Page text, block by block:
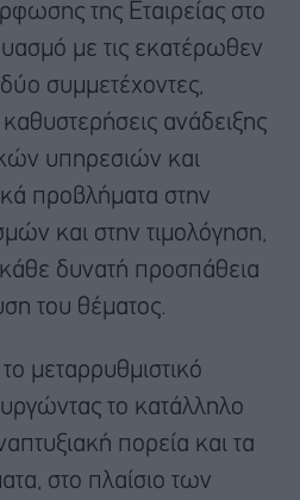
της Εταιρείας στο
με τις εκατέρωθεν
συμμετέχοντες,
ανάδειξης
υπηρεσιών και
προβλήματα στην
και στην τιμολόγηση,
δυνατή προσπάθεια
του θέματος.
μεταρρυθμιστικό
το κατάλληλο
πορεία και τα
στο πλαίσιο των